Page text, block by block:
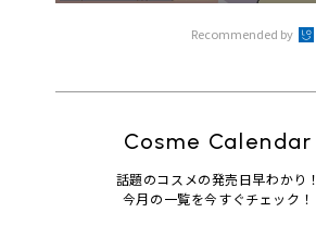
Recommended by
Cosme Calendar
話題のコスメの発売日早わかり！
今月の一覧を今すぐチェック！